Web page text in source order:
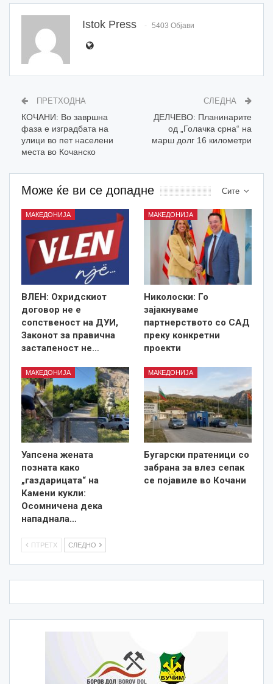
Istok Press 5403 Објави
ПРЕТХОДНА
КОЧАНИ: Во завршна
фаза е изградбата на
улици во пет населени
места во Кочанско
СЛЕДНА
ДЕЛЧЕВО: Планинарите
од „Голачка срна“ на
марш долг 16 километри
Сите
Може ќе ви се допадне
МАКЕДОНИЈА
ВЛЕН: Охридскиот
договор не е
сопственост на ДУИ,
Законот за правична
застапеност не…
МАКЕДОНИЈА
Николоски: Го
зајакнуваме
партнерството со САД
преку конкретни
проекти
МАКЕДОНИЈА
Уапсена жената
позната како
„газдарицата“ на
Камени кукли:
Осомничена дека
нападнала…
МАКЕДОНИЈА
Бугарски пратеници со
забрана за влез сепак
се појавиле во Кочани
ПТРЕТХ СЛЕДНО